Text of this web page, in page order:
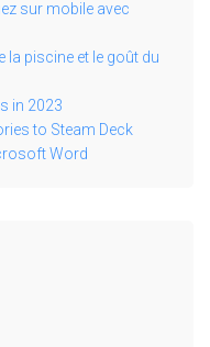
sur mobile avec
la piscine et le goût du
in 2023
to Steam Deck
Word